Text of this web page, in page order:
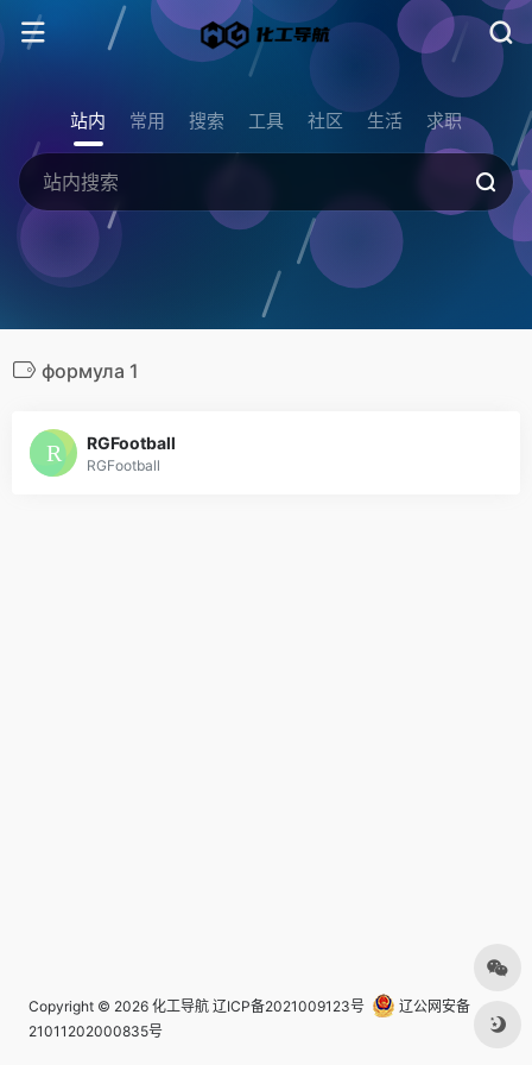
站内 常用 搜索 工具 社区 生活 求职
формула 1
RGFootball
RGFootball
Copyright © 2026 化工导航 辽ICP备2021009123号
辽公网安备
21011202000835号